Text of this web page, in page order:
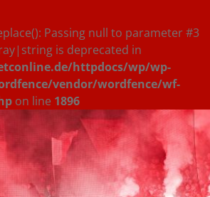
Passing null to parameter #3
is deprecated in
httpdocs/wp/wp-
vendor/wordfence/wf-
on line 1896